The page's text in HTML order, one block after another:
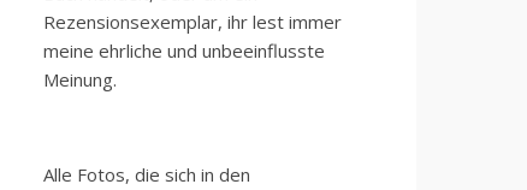
Rezensionsexemplar, ihr lest immer
meine ehrliche und unbeeinflusste
Meinung.
Alle Fotos, die sich in den